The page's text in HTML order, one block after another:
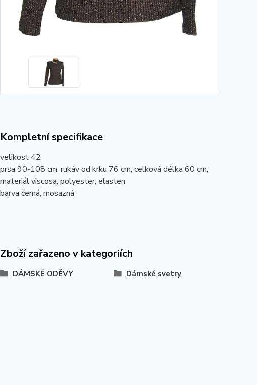
Kompletní specifikace
velikost 42
prsa 90-108 cm, rukáv od krku 76 cm, celková délka 60 cm,
materiál viscosa, polyester, elasten
barva černá, mosazná
Zboží zařazeno v kategoriích
DÁMSKÉ ODĚVY Dámské svetry